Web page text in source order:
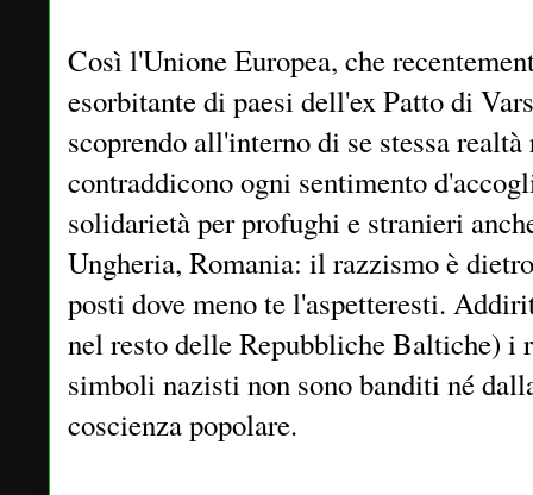
Così l'Unione Europea, che
esorbitante di paesi dell'ex Patto di
scoprendo all'interno di se stessa
contraddicono ogni sentimento
solidarietà per profughi e stranieri
Ungheria, Romania: il razzismo è
posti dove meno te l'aspetteresti.
nel resto delle Repubbliche Baltiche) i
simboli nazisti non sono banditi né
coscienza popolare.